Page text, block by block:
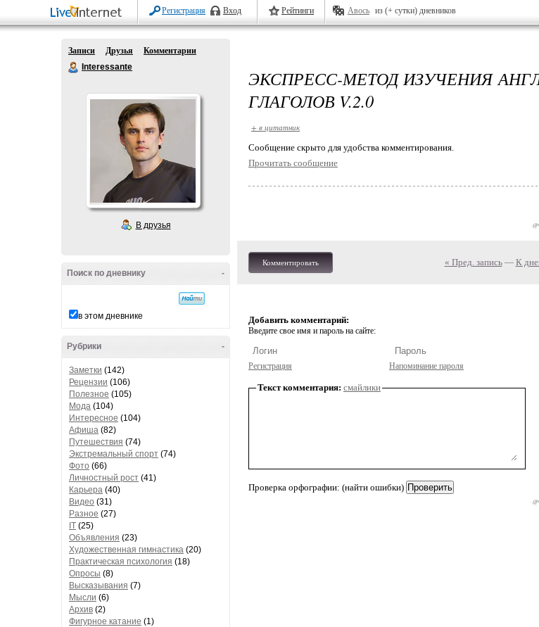
Регистрация Вход Рейтинги Авось из (+ сутки) дневников
Записи Друзья
Комментарии
Interessante
В друзья
-
Поиск по дневнику
в этом дневнике
-
Рубрики
Заметки (142)
Рецензии (106)
Полезное (105)
Мода (104)
Интересное (104)
Афиша (82)
Путешествия (74)
Экстремальный спорт (74)
Фото (66)
Личностный рост (41)
Карьера (40)
Видео (31)
Разное (27)
IT (25)
Объявления (23)
Художественная гимнастика (20)
Практическая психология (18)
Опросы (8)
Высказывания (7)
Мысли (6)
Архив (2)
Фигурное катание (1)
ЭКСПРЕСС-МЕТОД ИЗУЧЕНИЯ
ГЛАГОЛОВ V.2.0
+ в цитатник
Cообщение скрыто для удобства комментирования.
Прочитать сообщение
Комментировать « Пред. запись— К
Добавить комментарий:
Введите свое имя и пароль на сайте:
Регистрация Напоминание пароля
Текст комментария: смайлики
Проверка орфографии: (найти ошибки)